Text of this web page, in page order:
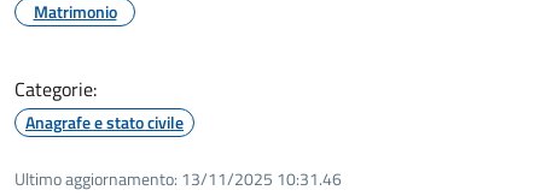
Matrimonio
Categorie:
Anagrafe e stato civile
Ultimo aggiornamento: 13/11/2025 10:31.46